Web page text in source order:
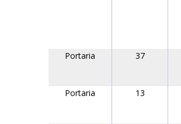
Portaria 37
Portaria 13